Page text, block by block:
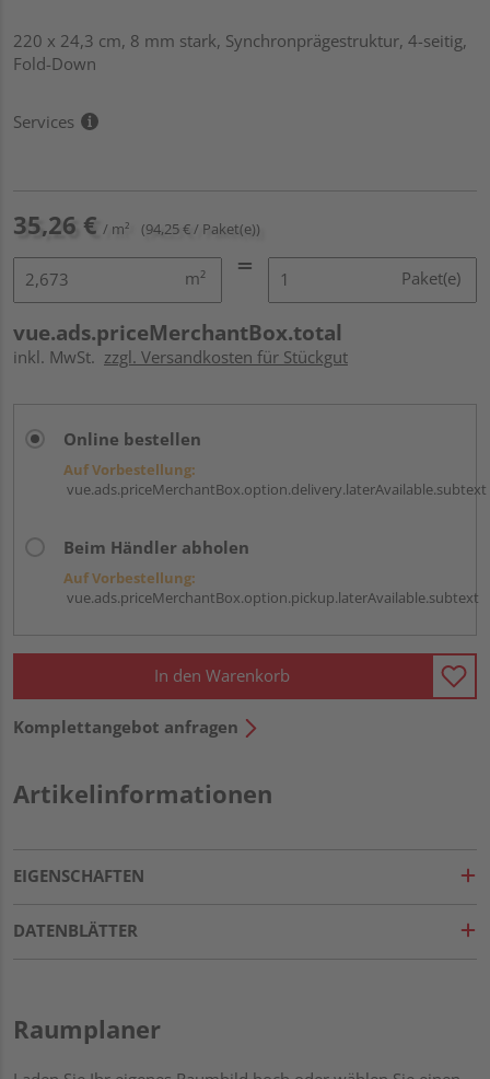
220 x 24,3 cm, 8 mm stark, Synchronprägestruktur, 4-seitig,
Fold-Down
Services
35,26 € / m² (94,25 € / Paket(e))
m² Paket(e)
vue.ads.priceMerchantBox.total
inkl. MwSt. zzgl. Versandkosten für Stückgut
Online bestellen
Auf Vorbestellung:
vue.ads.priceMerchantBox.option.delivery.laterAvailable.subtext
Beim Händler abholen
Auf Vorbestellung:
vue.ads.priceMerchantBox.option.pickup.laterAvailable.subtext
In den Warenkorb
Komplettangebot anfragen
Artikelinformationen
EIGENSCHAFTEN
DATENBLÄTTER
Raumplaner